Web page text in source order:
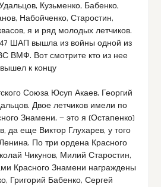
Кузьменко, Бабенко,
Набойченко, Старостин,
я и ряд молодых летчиков.
ШАП вышла из войны одной из
ВМФ. Вот смотрите кто из нее
вышел к концу
Союза Юсуп Акаев, Георгий
Двое летчиков имели по
Знамени, — это я (Остапенко)
да еще Виктор Глухарев, у того
По три ордена Красного
Чикунов, Милий Старостин,
Красного Знамени награждены
Григорий Бабенко, Сергей